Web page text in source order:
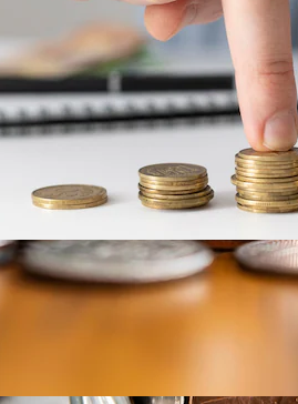
Português
Freepik Company S.L.U.